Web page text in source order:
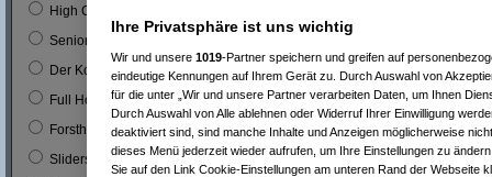
High Chaparal
Seniorenclub
Der Kopfgeldjäger (mit Steve McQueen)
Full House (mitn Joe Bologna) 0
Forsthaus Falkenau 0
Sliders 1 0 %
Ihre Privatsphäre ist uns wichtig
Wir und unsere 1019-Partner speichern und greifen auf
eindeutige Kennungen auf Ihrem Gerät zu. Durch Auswahl von
für die unter „Wir und unsere Partner verarbeiten Daten, um Ihnen
Durch Auswahl von Alle ablehnen oder Widerruf Ihrer Einwilligung
deaktiviert sind, sind manche Inhalte und Anzeigen möglicherweise
dieses Menü jederzeit wieder aufrufen, um Ihre Einstellungen zu
Sie auf den Link Cookie-Einstellungen am unteren Rand der Webseite